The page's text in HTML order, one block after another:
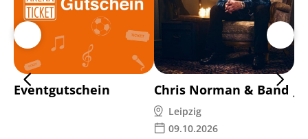
Eventgutschein Chris Norman & Band
Leipzig
09.10.2026